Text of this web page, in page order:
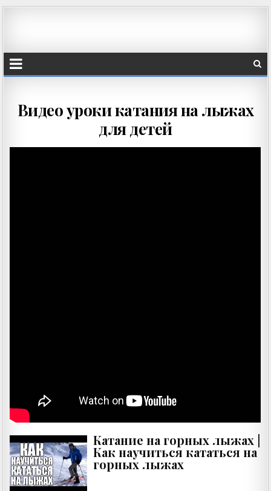
Видео уроки катания на лыжах
для детей
Катание на горных лыжах |
Как научиться кататься на
горных лыжах